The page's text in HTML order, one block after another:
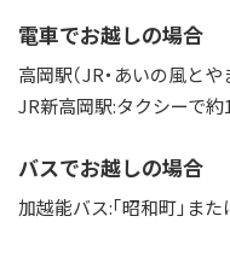
電車でお越しの場合
高岡駅（JR・あいの風と
JR新高岡駅:タクシーで約
バスでお越しの場合
加越能バス:「昭和町」ま